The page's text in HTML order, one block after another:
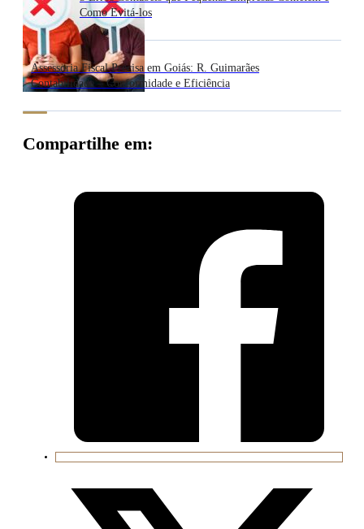
Como Evitá-los
Assessoria Fiscal Precisa em Goiás: R. Guimarães
Contabilidade – Conformidade e Eficiência
Compartilhe em: